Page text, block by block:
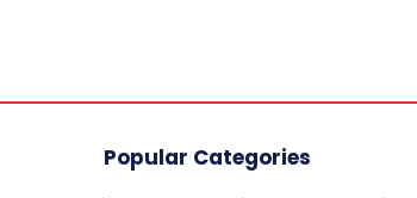
Popular Categories